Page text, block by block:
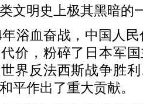
文明史上极其黑暗的
浴血奋战，中国人
价，粉碎了日本军
界反法西斯战争胜
平作出了重大贡献。